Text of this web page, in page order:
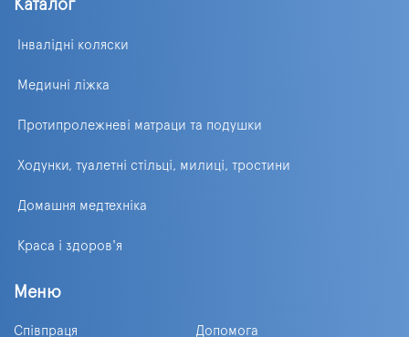
Каталог
Інвалідні коляски
Медичні ліжка
Протипролежневі матраци та подушки
Ходунки, туалетні стільці, милиці, тростини
Домашня медтехніка
Краса і здоров'я
Меню
Співпраця Допомога